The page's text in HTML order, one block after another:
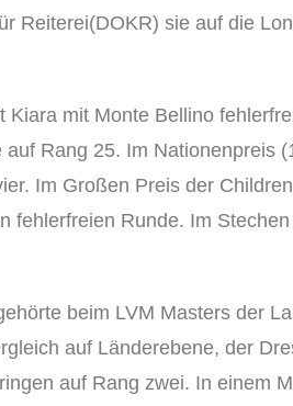
Reiterei(DOKR) sie auf die
mit Monte Bellino
Rang 25. Im Nationenpreis
Im Großen Preis der
fehlerfreien Runde. Im
beim LVM Masters der
auf Länderebene, der
auf Rang zwei. In einem